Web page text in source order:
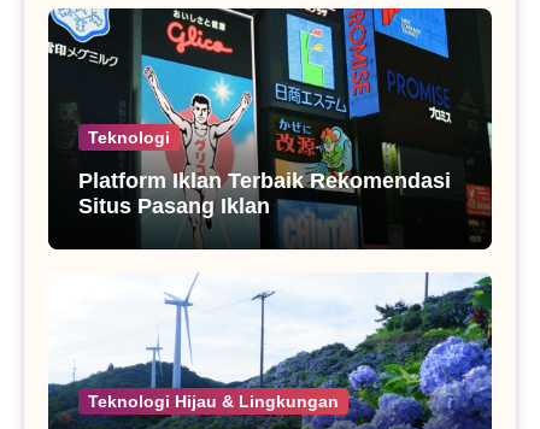
Teknologi
Platform Iklan Terbaik Rekomendasi
Situs Pasang Iklan
Teknologi Hijau & Lingkungan